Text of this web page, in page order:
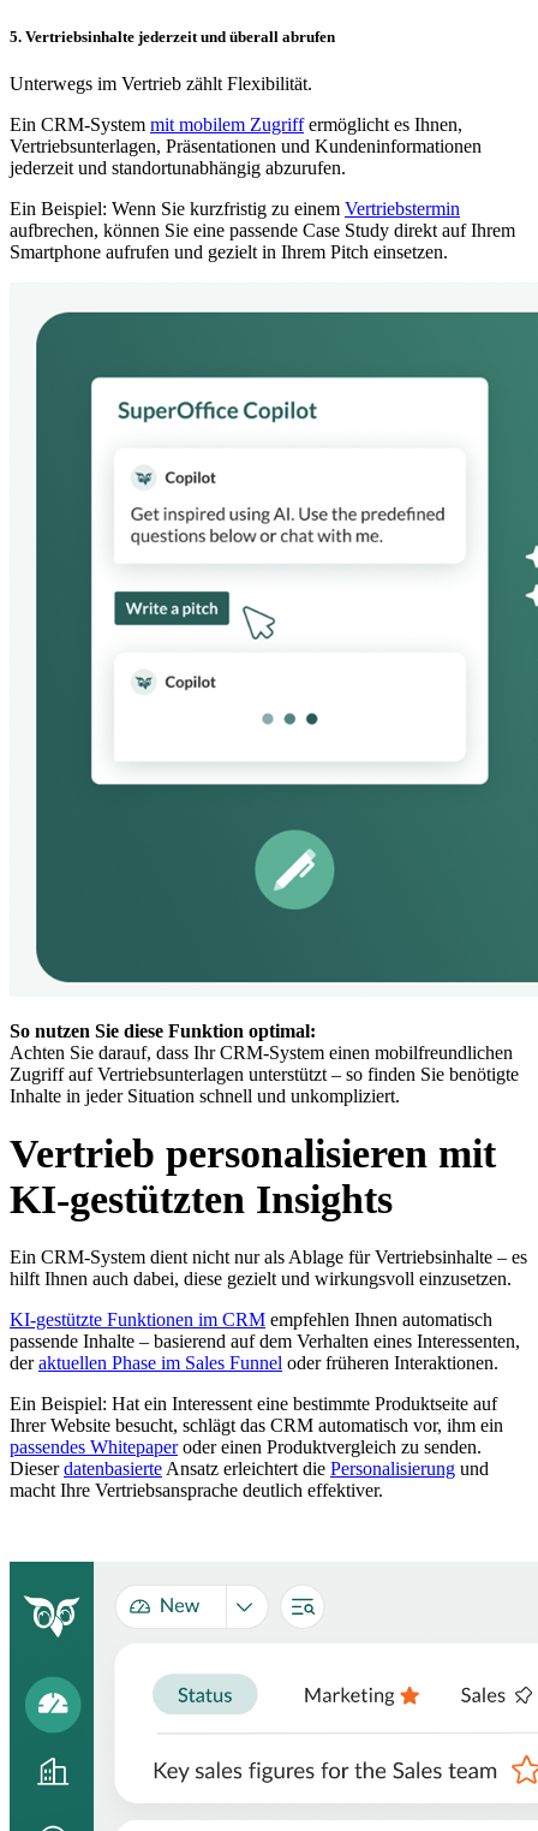
5. Vertriebsinhalte jederzeit und überall abrufen
Unterwegs im Vertrieb zählt Flexibilität.
Ein CRM-System mit mobilem Zugriffermöglicht es Ihnen,
Vertriebsunterlagen, Präsentationen und Kundeninformationen
jederzeit und standortunabhängig abzurufen.
Ein Beispiel: Wenn Sie kurzfristig zu einem Vertriebstermin
aufbrechen, können Sie eine passende Case Study direkt auf Ihrem
Smartphone aufrufen und gezielt in Ihrem Pitch einsetzen.
So nutzen Sie diese Funktion optimal:
Achten Sie darauf, dass Ihr CRM-System einen mobilfreundlichen
Zugriff auf Vertriebsunterlagen unterstützt – so finden Sie benötigte
Inhalte in jeder Situation schnell und unkompliziert.
Vertrieb personalisieren mit
KI-gestützten Insights
Ein CRM-System dient nicht nur als Ablage für Vertriebsinhalte – es
hilft Ihnen auch dabei, diese gezielt und wirkungsvoll einzusetzen.
KI-gestützte Funktionen im CRM empfehlen Ihnen automatisch
passende Inhalte – basierend auf dem Verhalten eines Interessenten,
deraktuellen Phase im Sales Funnel oder früheren Interaktionen.
Ein Beispiel: Hat ein Interessent eine bestimmte Produktseite auf
Ihrer Website besucht, schlägt das CRM automatisch vor, ihm ein
passendes Whitepaperoder einen Produktvergleich zu senden.
Dieserdatenbasierte Ansatz erleichtert die Personalisierung und
macht Ihre Vertriebsansprache deutlich effektiver.